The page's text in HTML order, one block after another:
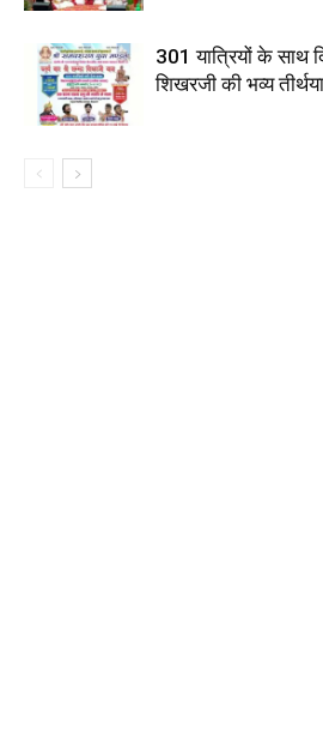
301 यात्रियों के साथ
शिखरजी की भव्य